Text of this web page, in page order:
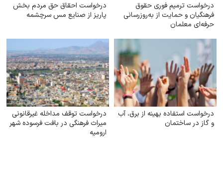
درخواست ترمیم فوری حقوق
فرهنگیان و حمایت از به‌روزرسانی
حرفه‌ای معلمان
درخواست احقاق حق مردم بخش
پاریز از صنایع مس سرچشمه
درخواست استفاده بهینه از برق، آب
و گاز در ساختمان
درخواست توقف مداخله غیرقانونی
میراث فرهنگی در بافت فرسوده شهر
ارومیه